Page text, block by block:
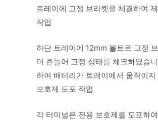
트레이에 고정 브라켓을 체결하여
작업
하단 트레이에 12mm 볼트로 고정
더 흔들어 고정 상태를 체크하였습
하여 배터리가 트레이에서 움직이
보호제 도포 작업
각 터미널은 전용 보호제를 도포하